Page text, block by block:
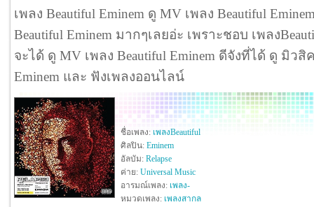
เพลง Beautiful Eminem ดู MV เพลง Beautiful
Beautiful Eminem มากๆเลยอ่ะ เพราะชอบ เพลง
จะได้ ดู MV เพลง Beautiful Eminem ดีจังที่ได้ ดู มิวสิ
Eminem และ ฟังเพลงออนไลน์
ชื่อเพลง: เพลงBeautiful
ศิลปิน: Eminem
อัลบัม: Relapse
ค่าย: Universal Music
อารมณ์เพลง: เพลง-
หมวดเพลง: เพลงสากล